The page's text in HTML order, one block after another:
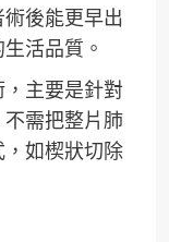
後能更早出
活品質。
主要是針對
需把整片肺
如楔狀切除